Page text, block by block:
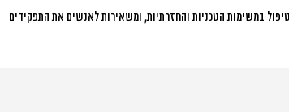
במשימות הטכניות והחזרתיות, ומשאירות לאנשים את התפקידים